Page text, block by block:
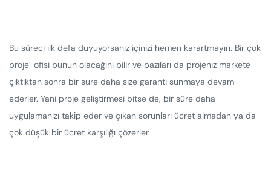
Bu süreci ilk defa duyuyorsanız içinizi hemen karartmayın. Bir çok
proje ofisi bunun olacağını bilir ve bazıları da projeniz markete
çıktıktan sonra bir sure daha size garanti sunmaya devam
ederler. Yani proje geliştirmesi bitse de, bir süre daha
uygulamanızı takip eder ve çıkan sorunları ücret almadan ya da
çok düşük bir ücret karşılığı çözerler.